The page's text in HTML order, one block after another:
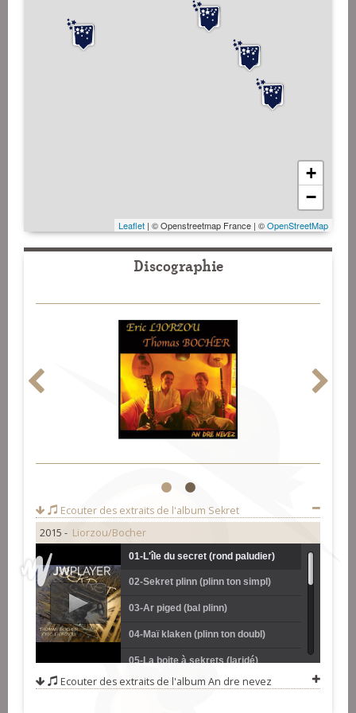
+
−
Leaflet | © Openstreetmap France | ©OpenStreetMap
Discographie
1 2
Ecouter des extraits de l'album Sekret
2015 - Liorzou/Bocher
01-L'île du secret (rond paludier)
02-Sekret plinn (plinn ton simpl)
03-Ar piged (bal plinn)
04-Maï klaken (plinn ton doubl)
05-La boite à sekrets (laridé)
06-La quête du renard (fox trot)
Ecouter des extraits de l'album An dre nevez